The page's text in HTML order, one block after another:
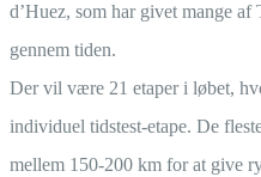
d’Huez, som har givet mange af
gennem tiden.
Der vil være 21 etaper i løbet,
individuel tidstest-etape. De
mellem 150-200 km for at give